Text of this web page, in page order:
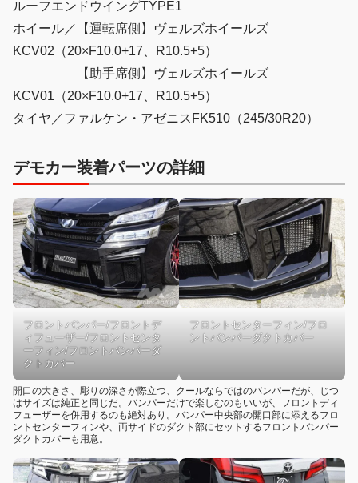
ルーフエンドウイングTYPE1
ホイール／【運転席側】ヴェルズホイールズ
KCV02（20×F10.0+17、R10.5+5）
【助手席側】ヴェルズホイールズ
KCV01（20×F10.0+17、R10.5+5）
タイヤ／ファルケン・アゼニスFK510（245/30R20）
デモカー装着パーツの詳細
フロントバンパー/フロントデ
ィフューザー/フロントセンタ
ーフィン/フロントバンパーダ
クトカバー
フロントセンターフィン/フロ
ントバンパーダクトカバー
開口の大きさ、彫りの深さが際立つ、クールならではのバンパーだが、じつ
はサイズは純正と同じだ。バンパーだけで楽しむのもいいが、フロントディ
フューザーを併用するのも絶対あり。バンパー中央部の開口部に添えるフロ
ントセンターフィンや、両サイドのダクト部にセットするフロントバンパー
ダクトカバーも用意。